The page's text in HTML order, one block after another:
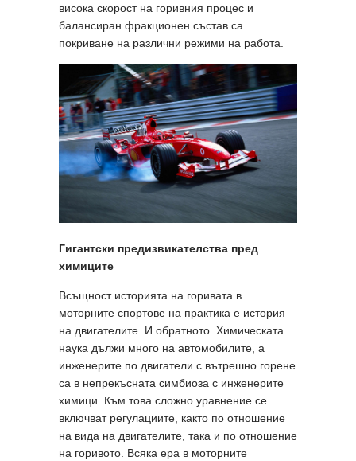
висока скорост на горивния процес и
балансиран фракционен състав са
покриване на различни режими на работа.
Гигантски предизвикателства пред
химиците
Всъщност историята на горивата в
моторните спортове на практика е история
на двигателите. И обратното. Химическата
наука дължи много на автомобилите, а
инженерите по двигатели с вътрешно горене
са в непрекъсната симбиоза с инженерите
химици. Към това сложно уравнение се
включват регулациите, както по отношение
на вида на двигателите, така и по отношение
на горивото. Всяка ера в моторните